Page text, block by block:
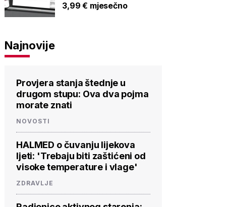
3,99 € mjesečno
Najnovije
Provjera stanja štednje u
drugom stupu: Ova dva pojma
morate znati
NOVOSTI
HALMED o čuvanju lijekova
ljeti: 'Trebaju biti zaštićeni od
visoke temperature i vlage'
ZDRAVLJE